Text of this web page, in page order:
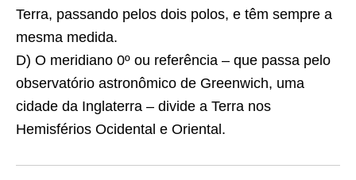
Terra, passando pelos dois polos, e têm sempre a
mesma medida.
D) O meridiano 0º ou referência – que passa pelo
observatório astronômico de Greenwich, uma
cidade da Inglaterra – divide a Terra nos
Hemisférios Ocidental e Oriental.